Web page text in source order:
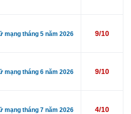
mạng tháng 5 năm 2026 9/10
mạng tháng 6 năm 2026 9/10
mạng tháng 7 năm 2026 4/10